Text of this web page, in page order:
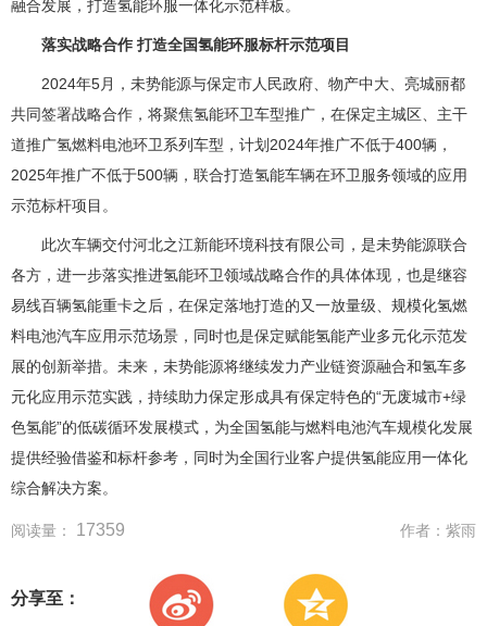
融合发展，打造氢能环服一体化示范样板。
落实战略合作 打造全国氢能环服标杆示范项目
2024年5月，未势能源与保定市人民政府、物产中大、亮城丽都
共同签署战略合作，将聚焦氢能环卫车型推广，在保定主城区、主干
道推广氢燃料电池环卫系列车型，计划2024年推广不低于400辆，
2025年推广不低于500辆，联合打造氢能车辆在环卫服务领域的应用
示范标杆项目。
此次车辆交付河北之江新能环境科技有限公司，是未势能源联合
各方，进一步落实推进氢能环卫领域战略合作的具体体现，也是继容
易线百辆氢能重卡之后，在保定落地打造的又一放量级、规模化氢燃
料电池汽车应用示范场景，同时也是保定赋能氢能产业多元化示范发
展的创新举措。未来，未势能源将继续发力产业链资源融合和氢车多
元化应用示范实践，持续助力保定形成具有保定特色的“无废城市+绿
色氢能”的低碳循环发展模式，为全国氢能与燃料电池汽车规模化发展
提供经验借鉴和标杆参考，同时为全国行业客户提供氢能应用一体化
综合解决方案。
阅读量： 17359 作者： 紫雨
分享至：